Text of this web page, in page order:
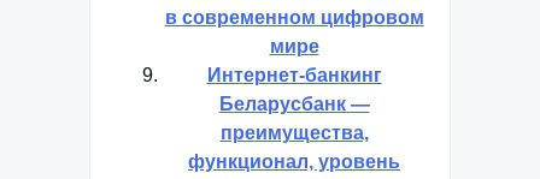
в современном цифровом
мире
Интернет-банкинг
Беларусбанк —
преимущества,
функционал, уровень